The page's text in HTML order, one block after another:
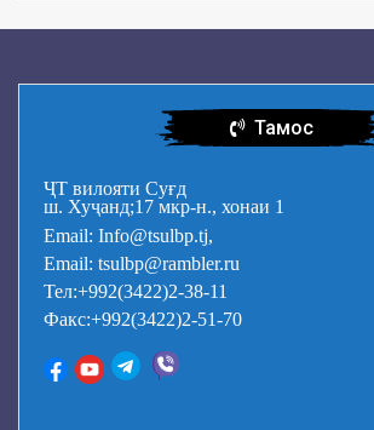
Тамос
ҶТ вилояти Суғд
ш. Хуҷанд;17 мкр-н., хонаи 1
Email: Info@tsulbp.tj,
Email: tsulbp@rambler.ru
Тел:+992(3422)2-38-11
Факс:+992(3422)2-51-70